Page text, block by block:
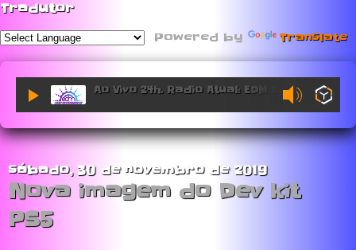
Tradutor
Powered by Translate
Ao Vivo 24h. Radio Atual: EDM Sessions.
sábado, 30 de novembro de 2019
Nova imagem do Dev kit
PS5